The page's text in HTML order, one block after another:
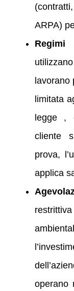
ARPA)
Regimi
lavorano
limitata
legge ,
cliente
prova,
applica
operano